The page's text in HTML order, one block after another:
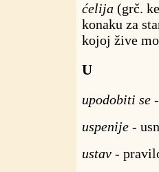
ćelija (grč.
konaku za
kojoj žive
U
upodobiti se
uspenije -
ustav -